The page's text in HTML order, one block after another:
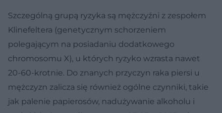
Szczególną grupą ryzyka są mężczyźni z zespołem
Klinefeltera (genetycznym schorzeniem
polegającym na posiadaniu dodatkowego
chromosomu X), u których ryzyko wzrasta nawet
20-60-krotnie. Do znanych przyczyn raka piersi u
mężczyzn zalicza się również ogólne czynniki, takie
jak palenie papierosów, nadużywanie alkoholu i